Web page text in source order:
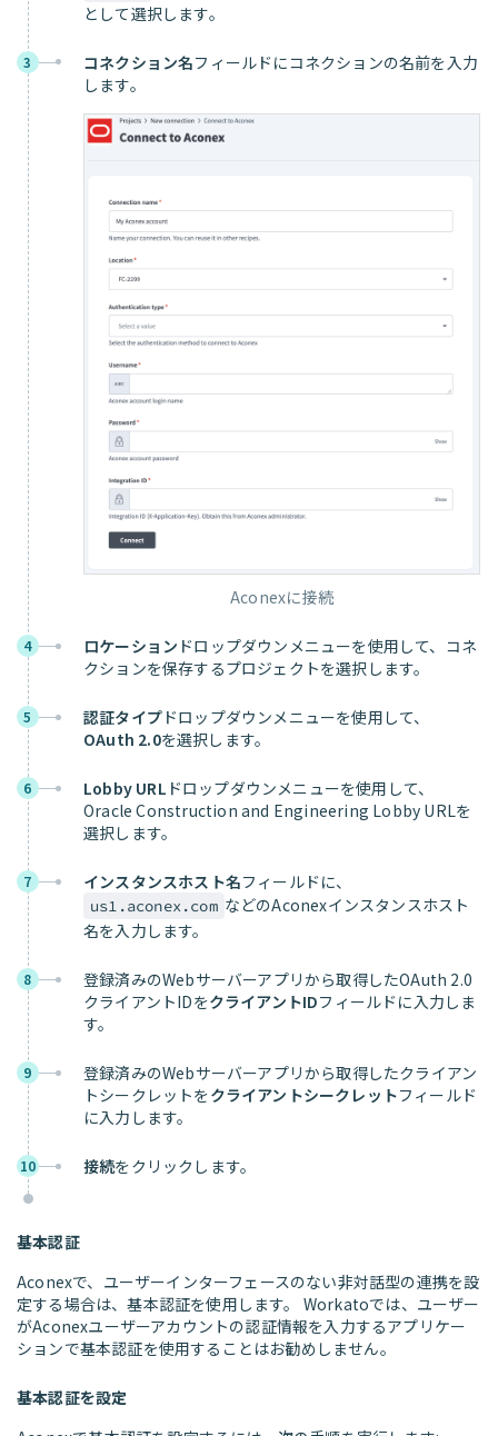
として選択します。
3 コネクション名フィールドにコネクションの名前を入力
します。
Aconexに接続
4 ロケーション ドロップダウンメニューを使用して、コネ
クションを保存するプロジェクトを選択します。
5 認証タイプ ドロップダウンメニューを使用して、
OAuth 2.0を選択します。
6 Lobby URL ドロップダウンメニューを使用して、
Oracle Construction and Engineering Lobby URLを
選択します。
7 インスタンスホスト名フィールドに、
us1.aconex.com などのAconexインスタンスホスト
名を入力します。
8
登録済みのWebサーバーアプリから取得したOAuth 2.0
クライアントIDをクライアントIDフィールドに入力しま
す。
9
登録済みのWebサーバーアプリから取得したクライアン
トシークレットをクライアントシークレットフィールド
に入力します。
10 接続をクリックします。
基本認証
Aconexで、ユーザーインターフェースのない非対話型の連携を設
定する場合は、基本認証を使用します。 Workatoでは、ユーザー
がAconexユーザーアカウントの認証情報を入力するアプリケー
ションで基本認証を使用することはお勧めしません。
基本認証を設定